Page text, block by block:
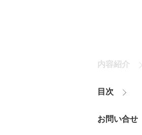
内容紹介
目次
お問い合せ